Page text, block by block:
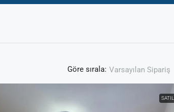
Göre sırala: Varsayılan Sipariş